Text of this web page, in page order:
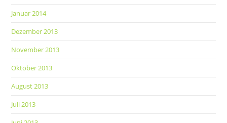
Januar 2014
Dezember 2013
November 2013
Oktober 2013
August 2013
Juli 2013